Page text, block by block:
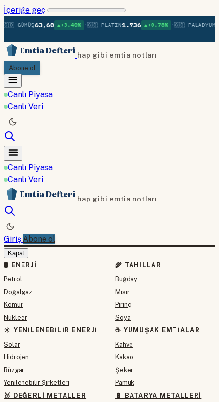
İçeriğe geç
GÜMÜŞ63,60 ▲+3.40% •🇬🇧 PLATIN1.736 ▲+0.78% •🇬🇧 PALADYUM
Emtia Defteri hap gibi emtia notları
Abone ol
Canlı Piyasa
Canlı Veri
Canlı Piyasa
Canlı Veri
Emtia Defteri hap gibi emtia notları
Giriş Abone ol
Kapat
🛢 ENERJI
Petrol
Doğalgaz
Kömür
Nükleer
☀️ YENILENEBILIR ENERJI
Solar
Hidrojen
Rüzgar
Yenilenebilir Şirketleri
🥇 DEĞERLI METALLER
🌾 TAHILLAR
Buğday
Mısır
Pirinç
Soya
☕ YUMUŞAK EMTIALAR
Kahve
Kakao
Şeker
Pamuk
🔋 BATARYA METALLERI